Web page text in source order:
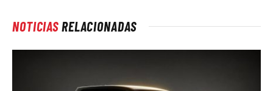
NOTICIASRELACIONADAS